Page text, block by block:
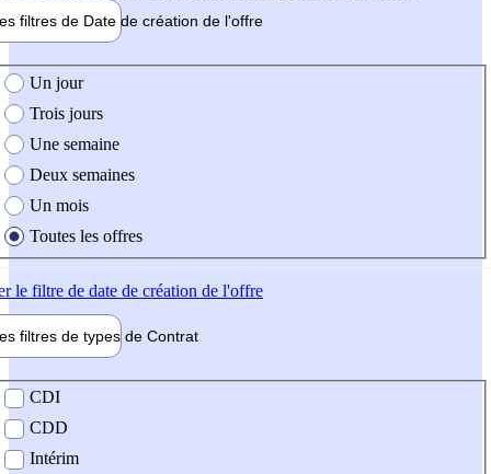
filtres de Date de création de l'offre
création de l'offre
Un jour
Trois jours
Une semaine
Deux semaines
Un mois
Toutes les offres
le filtre de date de création de l'offre
filtres de types de Contrat
contrat
CDI
CDD
Intérim